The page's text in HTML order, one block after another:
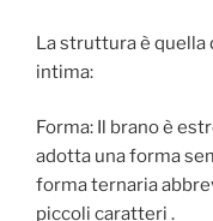
La struttura è quella
intima:
Forma: Il brano è
adotta una forma
forma ternaria
piccoli caratteri .